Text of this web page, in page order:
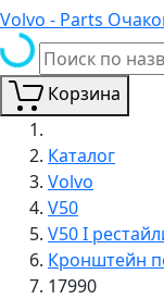
Volvo - Parts
Корзина
Каталог
Volvo
V50
V50 I
Кронштейн
17990